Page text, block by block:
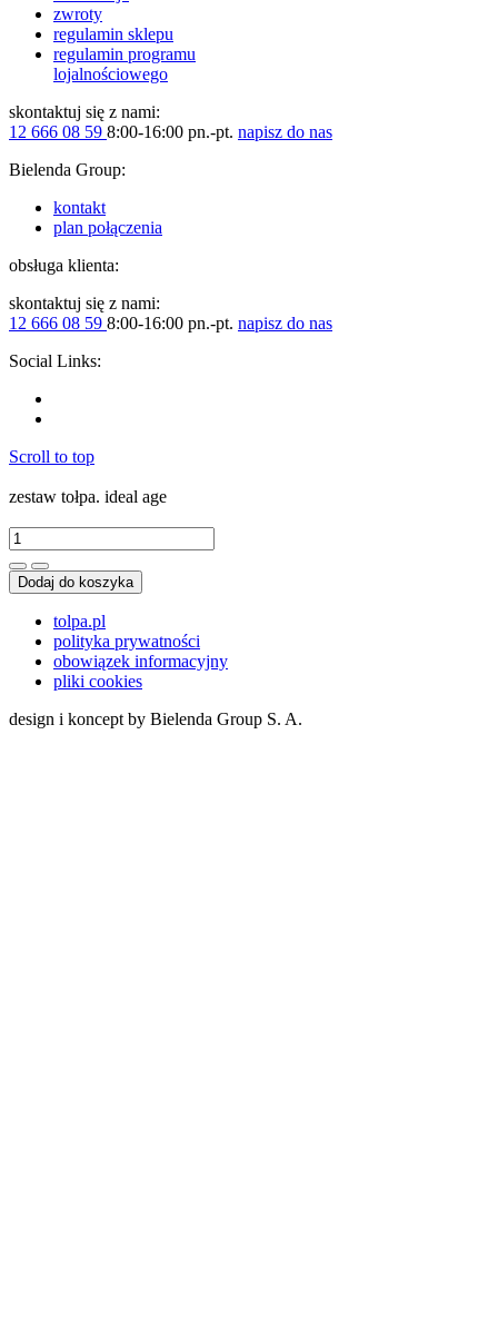
zwroty
regulamin sklepu
regulamin programu
lojalnościowego
skontaktuj się z nami:
12 666 08 59 8:00-16:00 pn.-pt. napisz do nas
Bielenda Group:
kontakt
plan połączenia
obsługa klienta:
skontaktuj się z nami:
12 666 08 59 8:00-16:00 pn.-pt. napisz do nas
Social Links:
Scroll to top
zestaw tołpa. ideal age
Dodaj do koszyka
tolpa.pl
polityka prywatności
obowiązek informacyjny
pliki cookies
design i koncept by Bielenda Group S. A.